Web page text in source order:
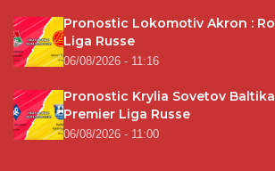
Pronostic Lokomotiv Akron :
Liga Russe
06/08/2026 - 11:16
Pronostic Krylia Sovetov
Premier Liga Russe
06/08/2026 - 11:00